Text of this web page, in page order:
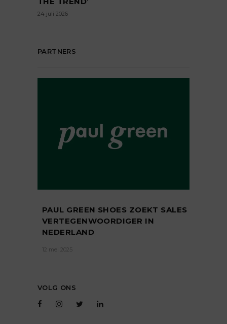
24 juli 2026
PARTNERS
PAUL GREEN SHOES ZOEKT SALES
VERTEGENWOORDIGER IN
NEDERLAND
12 mei 2025
VOLG ONS